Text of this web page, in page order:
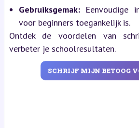
Gebruiksgemak:Eenvoudige
voor beginners toegankelijk is.
Ontdek de voordelen van
verbeter je schoolresultaten.
SCHRIJF MIJN BETOOG